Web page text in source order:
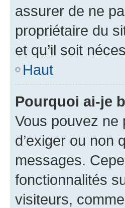
assurer de ne
propriétaire du
et qu’il soit
Haut
Pourquoi ai-je
Vous pouvez ne
d’exiger ou non
messages.
fonctionnalités
visiteurs,